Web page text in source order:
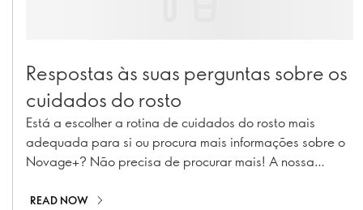
Respostas às suas perguntas sobre os
cuidados do rosto
Está a escolher a rotina de cuidados do rosto mais
adequada para si ou procura mais informações sobre o
Novage+? Não precisa de procurar mais! A nossa
Especialista em Cuidados do Rosto, Caroline
READ NOW